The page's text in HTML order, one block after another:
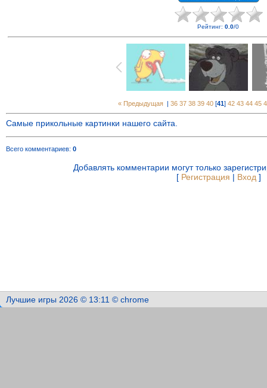
Рейтинг:0.0/0
« Предыдущая | 36 37 38 39 40 [41] 42 43 44 45
Самые прикольные картинки нашего сайта.
Всего комментариев: 0
Добавлять комментарии могут только
[ Регистрация | Вход ]
Лучшие игры 2026 © 13:11 © chrome